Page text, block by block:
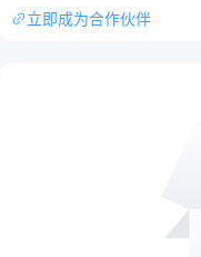
立即成为合作伙伴